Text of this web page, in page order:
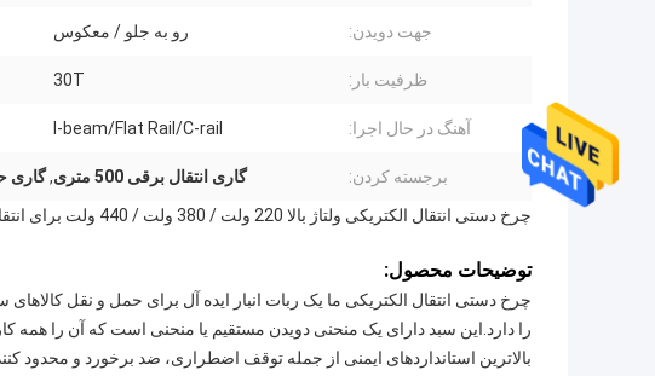
جهت دویدن: رو به جلو / معکوس
ظرفیت بار: 30T
آهنگ در حال اجرا: I-beam/Flat Rail/C-rail
برجسته کردن: گاری انتقال برقی 500 متری ,گاری
چرخ دستی انتقال الکتریکی ولتاژ بالا 220 ولت / 380 ولت / 440 ولت برای انتقال از راه دور تا 500 متر
توضیحات محصول:
را دارد.این سبد دارای یک منحنی دویدن مستقیم یا منحنی است که آن را همه
بالاترین استانداردهای ایمنی از جمله توقف اضطراری، ضد برخورد و محدود